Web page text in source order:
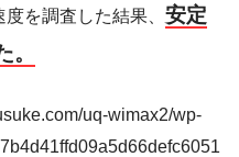
を調査した結果、 安定
uq-wimax2/wp-